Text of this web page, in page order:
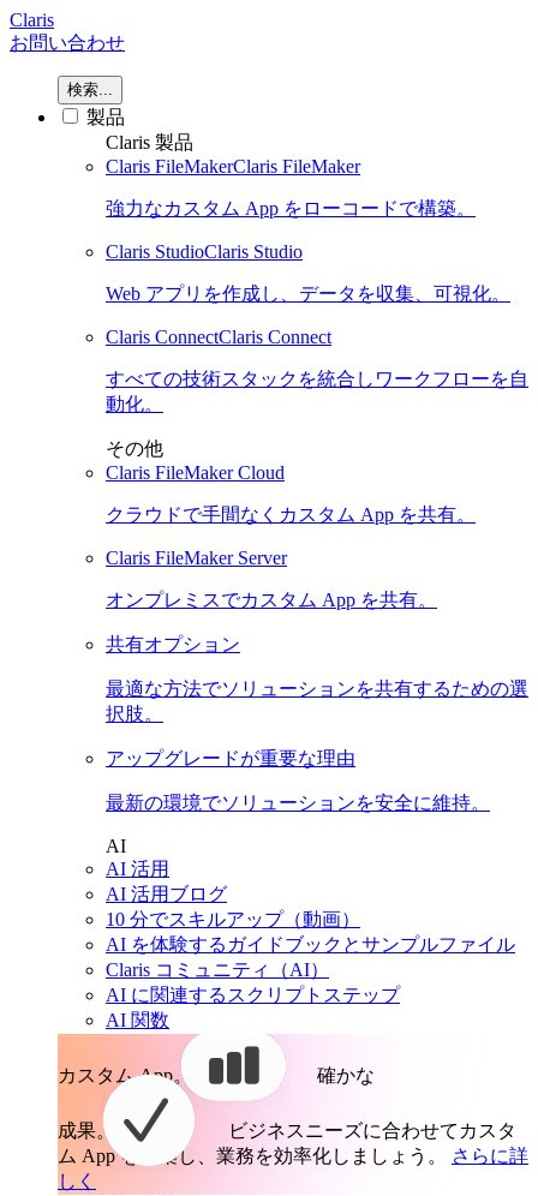
Claris
お問い合わせ
検索...
製品
Claris 製品
Claris FileMakerClaris FileMaker
強力なカスタム App をローコードで構築。
Claris StudioClaris Studio
Web アプリを作成し、データを収集、可視化。
Claris ConnectClaris Connect
すべての技術スタックを統合しワークフローを自
動化。
その他
Claris FileMaker Cloud
クラウドで手間なくカスタム App を共有。
Claris FileMaker Server
オンプレミスでカスタム App を共有。
共有オプション
最適な方法でソリューションを共有するための選
択肢。
アップグレードが重要な理由
最新の環境でソリューションを安全に維持。
AI
AI 活用
AI 活用ブログ
10 分でスキルアップ（動画）
AI を体験するガイドブックとサンプルファイル
Claris コミュニティ（AI）
AI に関連するスクリプトステップ
AI 関数
カスタム App。 確かな
成果。
ビジネスニーズに合わせてカスタ
ム App を構築し、業務を効率化しましょう。
さらに詳
しく